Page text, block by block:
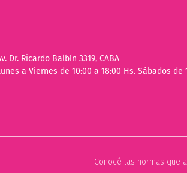
Dr. Ricardo Balbín 3319, CABA
a Viernes de 10:00 a 18:00 Hs. Sábados de
Conocé las normas que